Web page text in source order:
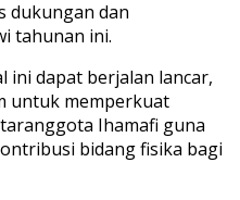
dukungan dan
tahunan ini.
ini dapat berjalan lancar,
untuk memperkuat
Ihamafi guna
bidang fisika bagi